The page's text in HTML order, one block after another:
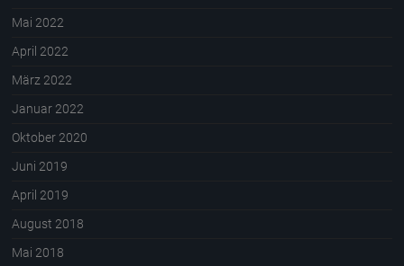
Mai 2022
April 2022
März 2022
Januar 2022
Oktober 2020
Juni 2019
April 2019
August 2018
Mai 2018